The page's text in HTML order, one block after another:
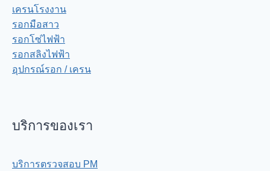
เครนโรงงาน
รอกมือสาว
รอกโซ่ไฟฟ้า
รอกสลิงไฟฟ้า
อุปกรณ์รอก / เครน
บริการของเรา
บริการตรวจสอบ PM